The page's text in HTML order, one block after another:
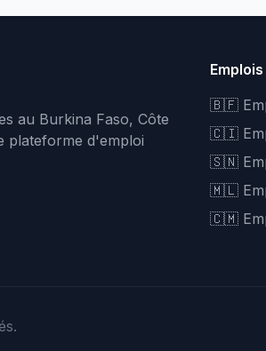
au Burkina Faso, Côte
plateforme d'emploi
🇧🇫
🇨🇮
🇸🇳
🇲🇱
🇨🇲